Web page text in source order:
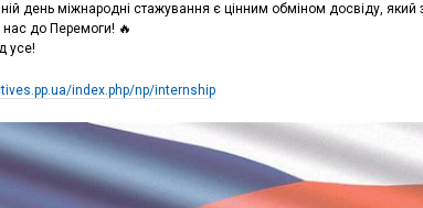
день міжнародні стажування є цінним обміном досвіду, який
до Перемоги! 🔥
усе!
index.php/np/internship